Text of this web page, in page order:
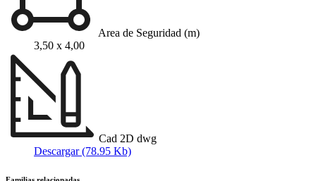
Area de Seguridad (m)
3,50 x 4,00
Cad 2D dwg
Descargar (78.95 Kb)